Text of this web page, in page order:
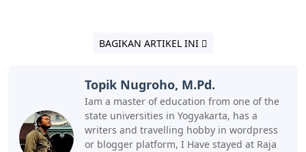
BAGIKAN ARTIKEL INI
Topik Nugroho, M.Pd.
Iam a master of education from one of the
state universities in Yogyakarta, has a
writers and travelling hobby in wordpress
or blogger platform, I Have stayed at Raja